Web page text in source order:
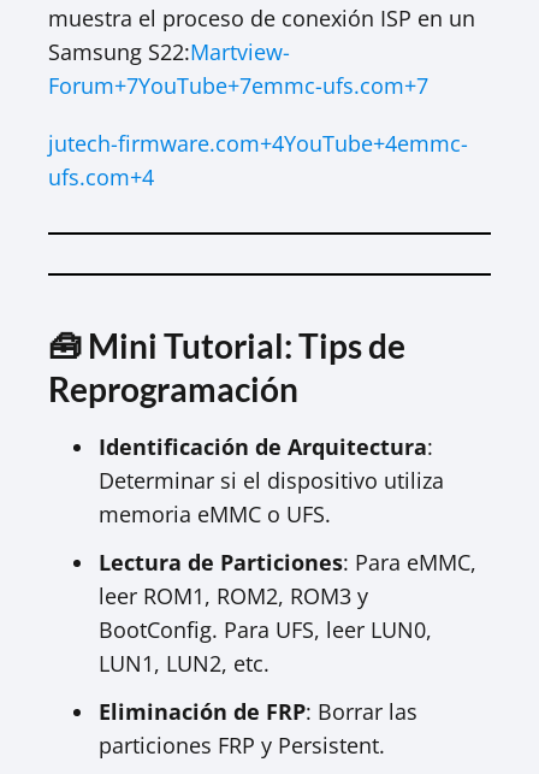
muestra el proceso de conexión ISP en un
Samsung S22:Martview-
Forum+7YouTube+7emmc-ufs.com+7
jutech-firmware.com+4YouTube+4emmc-
ufs.com+4
🧰 Mini Tutorial: Tips de
Reprogramación
Identificación de Arquitectura:
Determinar si el dispositivo utiliza
memoria eMMC o UFS.
Lectura de Particiones: Para eMMC,
leer ROM1, ROM2, ROM3 y
BootConfig. Para UFS, leer LUN0,
LUN1, LUN2, etc.
Eliminación de FRP: Borrar las
particiones FRP y Persistent.